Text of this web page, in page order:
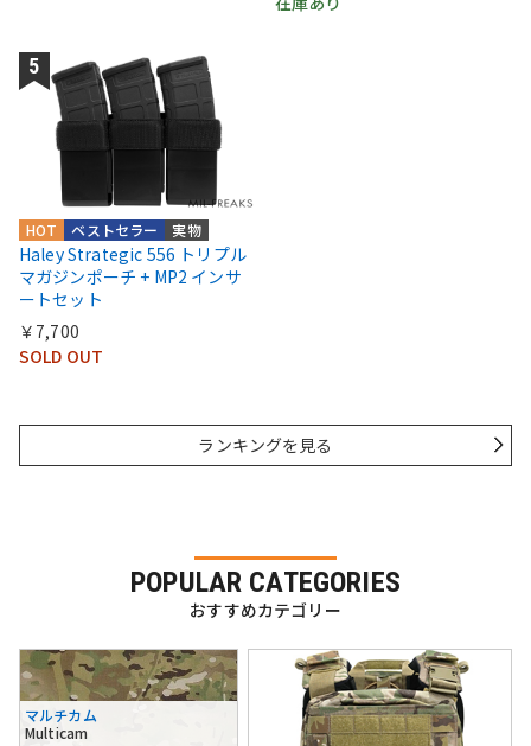
実物
ベストセラー
HOT
Haley Strategic 556 トリプル
マガジンポーチ + MP2 インサ
ートセット
￥7,700
SOLD OUT
ランキングを見る
POPULAR CATEGORIES
おすすめカテゴリー
マルチカム
Multicam